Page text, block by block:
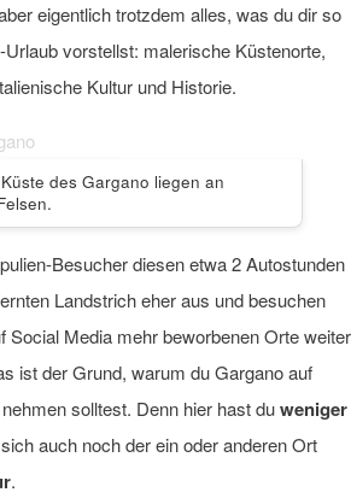
eigentlich trotzdem alles, was du dir so
Urlaub vorstellst: malerische Küstenorte,
Kultur und Historie.
des Gargano liegen an
Besucher diesen etwa 2 Autostunden
Landstrich eher aus und besuchen
Social Media mehr beworbenen Orte weiter
ist der Grund, warum du Gargano auf
solltest. Denn hier hast duweniger
auch noch der ein oder anderen Ort
.